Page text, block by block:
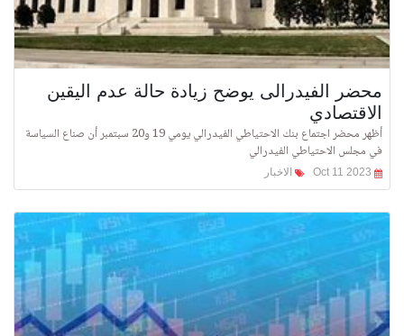
محضر الفيدرالى يوضح زيادة حالة عدم اليقين
الاقتصادي
أظهر محضر اجتماع بنك الاحتياطي الفيدرالي يومي 19 و20 سبتمبر أن صناع السياسة
في مجلس الاحتياطي الفيدرالي
الاخبار